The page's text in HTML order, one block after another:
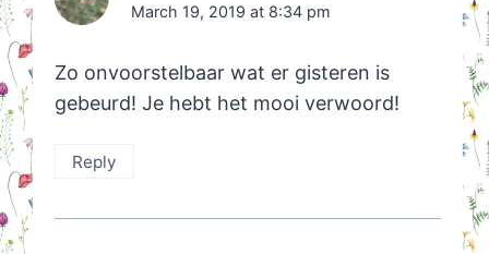
March 19, 2019 at 8:34 pm
Zo onvoorstelbaar wat er gisteren is
gebeurd! Je hebt het mooi verwoord!
Reply